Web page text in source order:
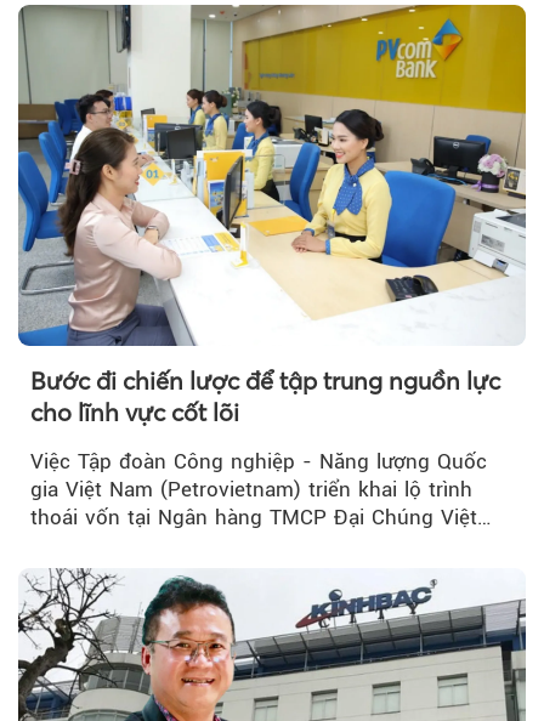
Bước đi chiến lược để tập trung nguồn lực
cho lĩnh vực cốt lõi
Việc Tập đoàn Công nghiệp - Năng lượng Quốc
gia Việt Nam (Petrovietnam) triển khai lộ trình
thoái vốn tại Ngân hàng TMCP Đại Chúng Việt